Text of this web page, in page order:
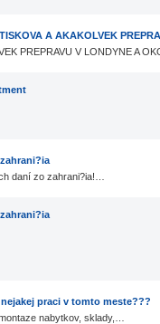
A AKAKOLVEK
PREPRAVU V LONDYNE A
daní zo zahrani?ia!…
praci v tomto meste???
nabytkov, sklady,…